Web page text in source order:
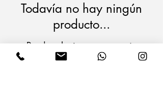
Todavía no hay ningún
producto...
Puedes elegir una categoría
diferente para seguir comprando.